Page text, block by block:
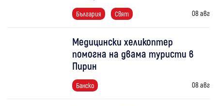
България Свят 08 авг
Медицински хеликоптер
помогна на двама туристи в
Пирин
Банско 08 авг